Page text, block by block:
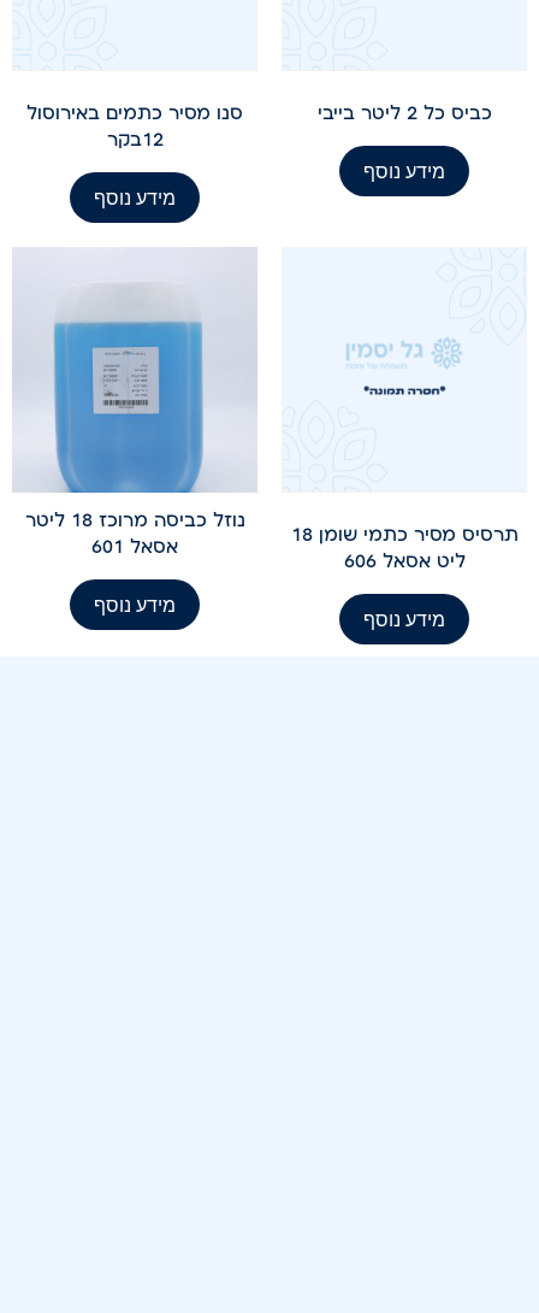
כביס כל 2 ליטר בייבי
מידע נוסף
סנו מסיר כתמים באירוסול
12בקר
מידע נוסף
תרסיס מסיר כתמי שומן 18
ליט אסאל 606
מידע נוסף
נוזל כביסה מרוכז 18 ליטר
אסאל 601
מידע נוסף